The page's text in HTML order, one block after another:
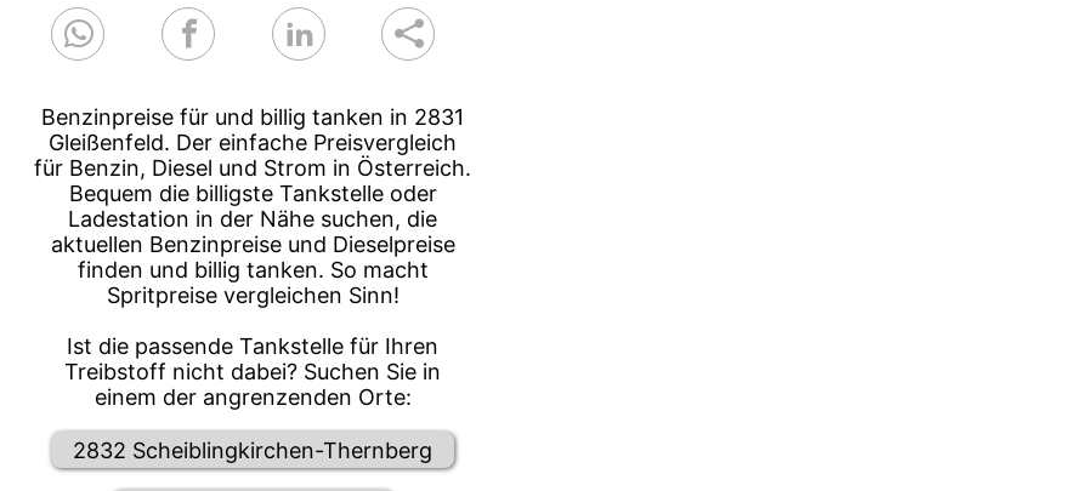
Benzinpreise für und billig tanken in 2831
Gleißenfeld. Der einfache Preisvergleich
für Benzin, Diesel und Strom in Österreich.
Bequem die billigste Tankstelle oder
Ladestation in der Nähe suchen, die
aktuellen Benzinpreise und Dieselpreise
finden und billig tanken. So macht
Spritpreise vergleichen Sinn!
Ist die passende Tankstelle für Ihren
Treibstoff nicht dabei? Suchen Sie in
einem der angrenzenden Orte:
2832 Scheiblingkirchen-Thernberg